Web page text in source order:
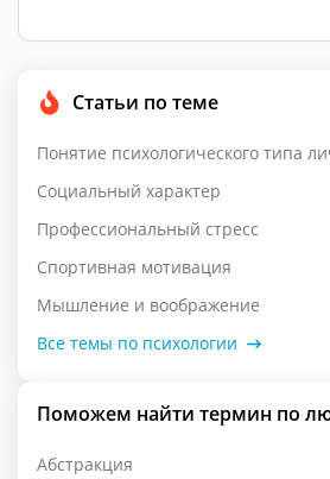
Статьи по теме
Понятие психологического типа
Социальный характер
Профессиональный стресс
Спортивная мотивация
Мышление и воображение
Все темы по психологии
Поможем найти термин по
Абстракция